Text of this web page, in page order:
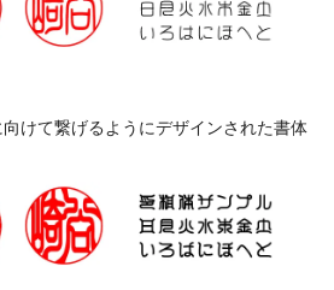
けて繋げるようにデザインされた書体